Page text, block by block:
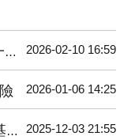
2026-02-10 16:59
2026-01-06 14:25
2025-12-03 21:55